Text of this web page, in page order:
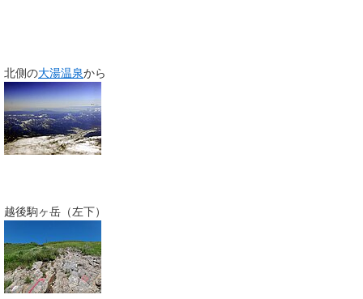
北側の大湯温泉から
越後駒ヶ岳（左下）